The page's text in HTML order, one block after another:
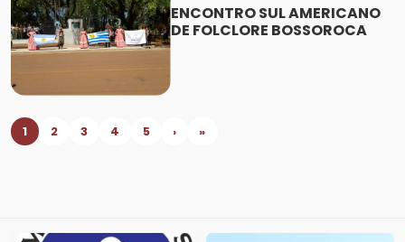
ENCONTRO SUL AMERICANO
DE FOLCLORE BOSSOROCA
1 2 3 4 5 › »